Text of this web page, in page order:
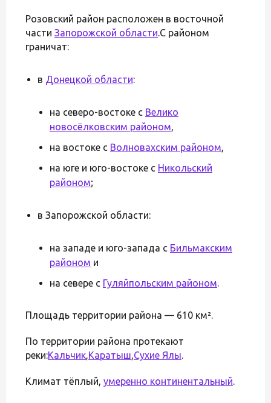
Розовский район расположен в восточной
части Запорожской области.С районом
граничат:
в Донецкой области:
на северо-востоке с Велико
новосёлковским районом,
на востоке с Волновахским районом,
на юге и юго-востоке с Никольский
районом;
в Запорожской области:
на западе и юго-запада с Бильмакским
районом и
на севере с Гуляйпольским районом.
Площадь территории района — 610 км².
По территории района протекают
реки:Кальчик,Каратыш,Сухие Ялы.
Климат тёплый, умеренно континентальный.